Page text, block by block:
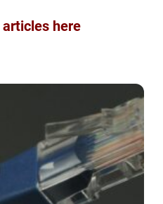
articles here